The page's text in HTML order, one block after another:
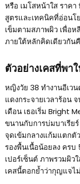
หรือ เมโสหน้าใส ราคา
สูตรและเทคนิคที่อ่อนโ
เข็มตามสภาพผิว เพื่อ
ภายใต้หลักคิดเดียวกัน
ตัวอย่างเคสที่พา
หญิงวัย 38 ทำงานอีเว
แดงกระจายเวลาร้อน
เดือน เธอเริ่ม Bright
ขนานกับการบ่มบาเรีย
จุดเข้มกลางแก้มแตกตั
รองพื้นเนื้อน้อยลง ครบ
เปอร์เซ็นต์ ภาพรวมผิ
เคสนี้ตอกย้ำว่ากุญแจไ